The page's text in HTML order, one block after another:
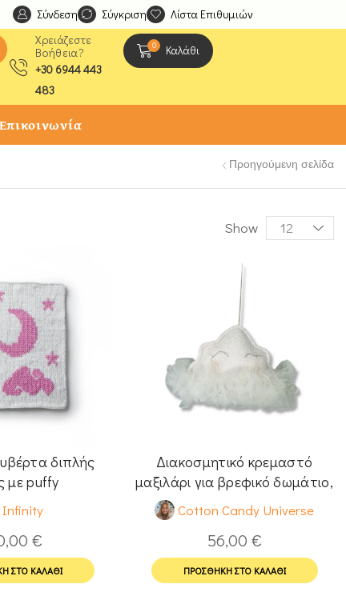
Ανακαλύψτε μοναδικές δημιουργίες από τους
Σύνδεση Σύγκριση Λίστα Επιθυμιών
Χρειάζεστε
Βοήθεια?
+30 6944 443
483
0 Καλάθι
Επικοινωνία
Προηγούμενη σελίδα
Show
διπλής
με puffy
Infinity
€
ΣΤΟ ΚΑΛΆΘΙ
Διακοσμητικό κρεμαστό
μαξιλάρι για βρεφικό δωμάτιο,
Σύννεφο
Cotton Candy Universe
56,00 €
ΠΡΟΣΘΉΚΗ ΣΤΟ ΚΑΛΆΘΙ